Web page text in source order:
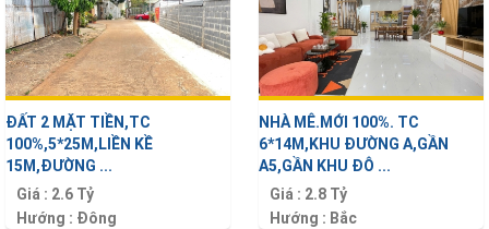
NHÀ MÊ.MỚI 100%. TC
6*14M,KHU ĐƯỜNG A,GẦN
A5,GẦN KHU ĐÔ ...
Giá : 2.8 Tỷ
Hướng : Bắc
ĐẤT 2 MẶT TIỀN,TC
100%,5*25M,LIỀN KỀ
15M,ĐƯỜNG ...
Giá : 2.6 Tỷ
Hướng : Đông